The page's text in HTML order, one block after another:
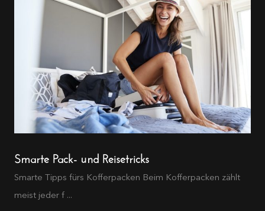
Smarte Pack- und Reisetricks
Smarte Tipps fürs Kofferpacken Beim Kofferpacken zählt
meist jeder f ...